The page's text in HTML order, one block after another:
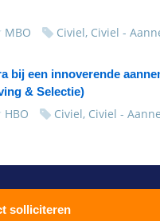
MBO Civiel, Civiel -
bij een innoverende
& Selectie)
HBO Civiel, Civiel -
solliciteren